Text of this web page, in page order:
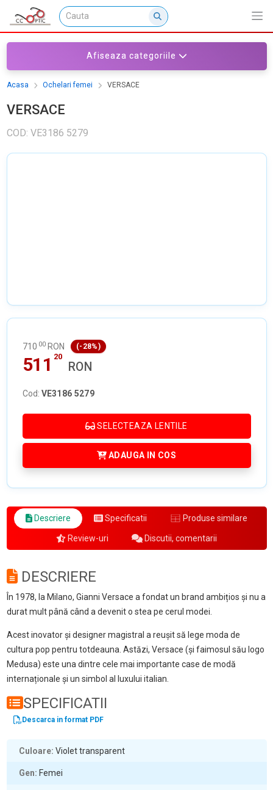
Afiseaza categoriile
Acasa Ochelari femei VERSACE
VERSACE
COD: VE3186 5279
710 00 RON (-28%)
511 20
RON
Cod: VE3186 5279
SELECTEAZA LENTILE
ADAUGA IN COS
Descriere Specificatii Produse similare
Review-uri Discutii, comentarii
DESCRIERE
În 1978, la Milano, Gianni Versace a fondat un brand ambițios și nu a
durat mult până când a devenit o stea pe cerul modei.
Acest inovator și designer magistral a reușit să lege moda de
cultura pop pentru totdeauna. Astăzi, Versace (și faimosul său logo
Medusa) este una dintre cele mai importante case de modă
internaționale și un simbol al luxului italian.
SPECIFICATII
Descarca in format PDF
Culoare Violet transparent
Gen Femei